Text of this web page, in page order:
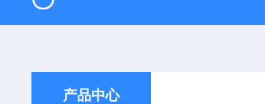
产品中心